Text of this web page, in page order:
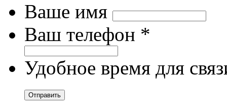
Ваше имя
Ваш телефон *
Удобное время для